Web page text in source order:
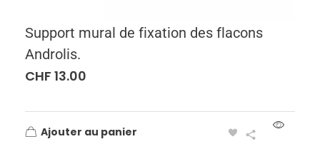
Support mural de fixation des flacons
Androlis.
CHF 13.00
Ajouter au panier